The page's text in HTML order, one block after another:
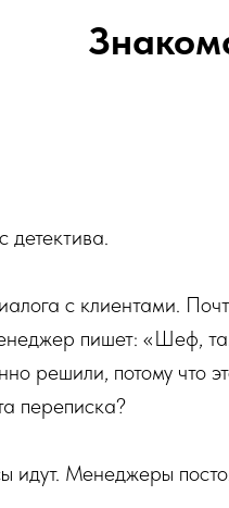
детектива.
с клиентами.
пишет: «Шеф,
решили, потому что
переписка?
идут. Менеджеры